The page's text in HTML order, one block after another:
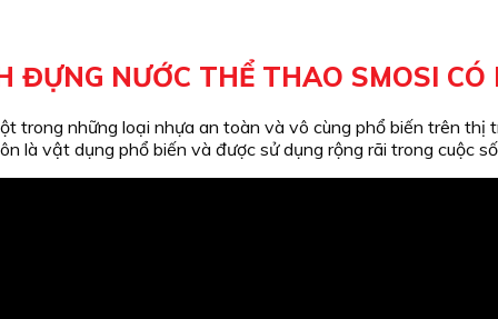
ĐỰNG NƯỚC THỂ THAO SMOSI
trong những loại nhựa an toàn và vô cùng phổ biến trên thị
là vật dụng phổ biến và được sử dụng rộng rãi trong cuộc